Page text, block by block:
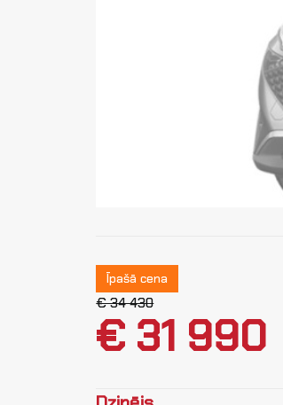
Īpašā cena
€ 34 430
€ 31 990